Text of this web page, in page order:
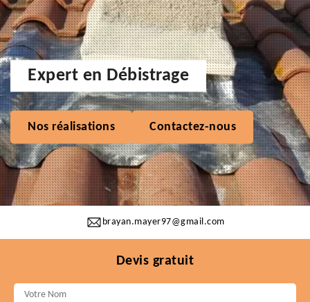
brayan.mayer97@gmail.com
Expert en Débistrage
Nos réalisations Contactez-nous
Devis gratuit